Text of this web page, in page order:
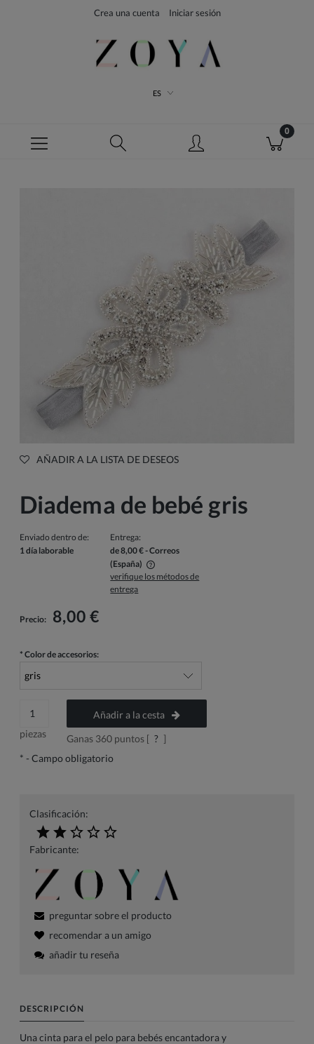
Crea una cuenta Iniciar sesión
ES
AÑADIR A LA LISTA DE DESEOS
Diadema de bebé gris
Enviado dentro de:
1 día laborable
Entrega:
de 8,00 €- Correos
(España)
El precio no incluye los posibles gastos de pago
verifique los métodos de
entrega
Precio: 8,00 €
* Color de accesorios:
piezas
Añadir a la cesta
Ganas 360puntos [ ? ]
* - Campo obligatorio
Clasificación:
Fabricante:
preguntar sobre el producto
recomendar a un amigo
añadir tu reseña
DESCRIPCIÓN
Una cinta para el pelo para bebés encantadora y